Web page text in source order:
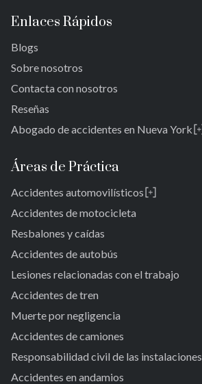
Enlaces Rápidos
Blogs
Sobre nosotros
Contacta con nosotros
Reseñas
Abogado de accidentes en Nueva York
Brooklyn
New York 10038
Áreas de Práctica
Accidentes automovilísticos
Alturas de Cambria
San Albano
Jamaica
Rockaway lejana
Brookville
Warnerville
Accidentes de motocicleta
Resbalones y caídas
Accidentes de autobús
Lesiones relacionadas con el trabajo
Accidentes de tren
Muerte por negligencia
Accidentes de camiones
Responsabilidad civil de las instalaciones
Accidentes en andamios